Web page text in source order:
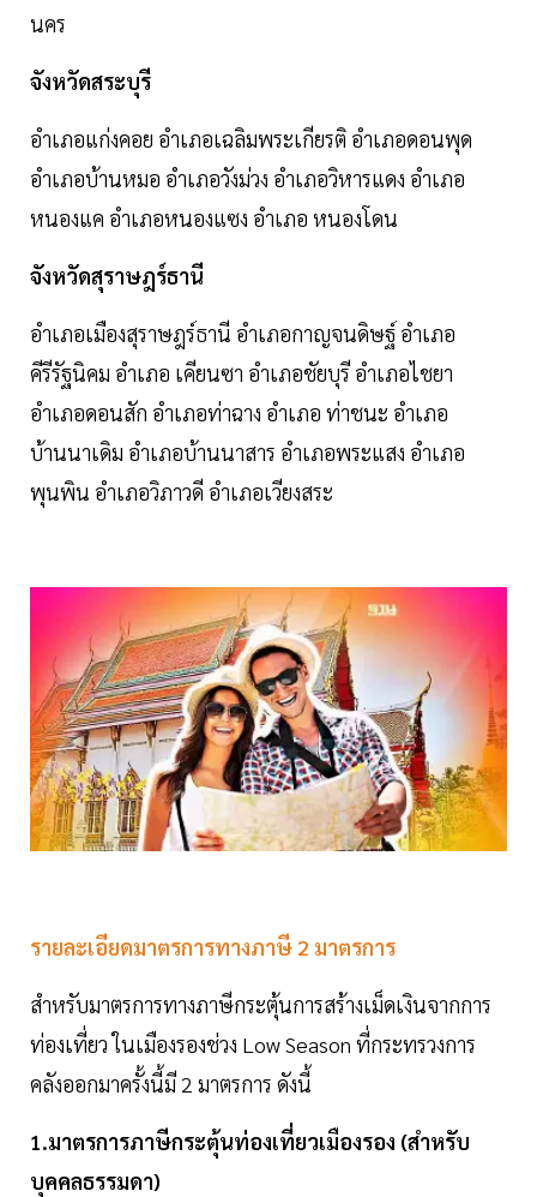
นคร
จังหวัดสระบุรี
อำเภอแก่งคอย อำเภอเฉลิมพระเกียรติ อำเภอดอนพุด
อำเภอบ้านหมอ อำเภอวังม่วง อำเภอวิหารแดง อำเภอ
หนองแค อำเภอหนองแซง อำเภอ หนองโดน
จังหวัดสุราษฎร์ธานี
อำเภอเมืองสุราษฎร์ธานี อำเภอกาญจนดิษฐ์ อำเภอ
คีรีรัฐนิคม อำเภอ เคียนซา อำเภอชัยบุรี อำเภอไชยา
อำเภอดอนสัก อำเภอท่าฉาง อำเภอ ท่าชนะ อำเภอ
บ้านนาเดิม อำเภอบ้านนาสาร อำเภอพระแสง อำเภอ
พุนพิน อำเภอวิภาวดี อำเภอเวียงสระ
รายละเอียดมาตรการทางภาษี 2 มาตรการ
สำหรับมาตรการทางภาษีกระตุ้นการสร้างเม็ดเงินจากการ
ท่องเที่ยว ในเมืองรองช่วง Low Season ที่กระทรวงการ
คลังออกมาครั้งนี้มี 2 มาตรการ ดังนี้
1.มาตรการภาษีกระตุ้นท่องเที่ยวเมืองรอง (สำหรับ
บุคคลธรรมดา)